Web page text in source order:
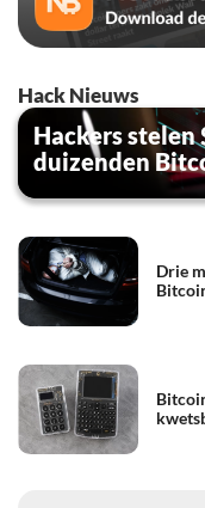
Hack Nieuws
Hackers
duizenden
Drie